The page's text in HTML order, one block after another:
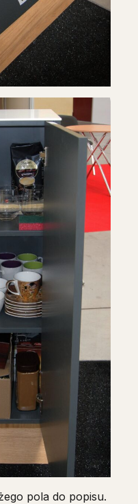
pola do popisu.